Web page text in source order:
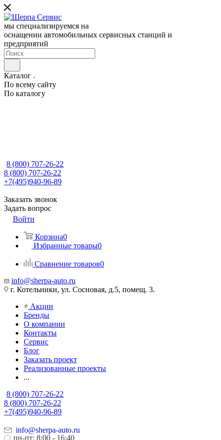
мы специализируемся на
оснащении автомобильных сервисных станций и
предприятий
Каталог
По всему сайту
По каталогу
8 (800) 707-26-22
8 (800) 707-26-22
+7(495)940-96-89
Заказать звонок
Задать вопрос
Войти
Корзина0
Избранные товары0
Сравнение товаров0
info@sherpa-auto.ru
г. Котельники, ул. Сосновая, д.5, помещ. 3.
Акции
Бренды
О компании
Контакты
Сервис
Блог
Заказать проект
Реализованные проекты
...
8 (800) 707-26-22
8 (800) 707-26-22
+7(495)940-96-89
info@sherpa-auto.ru
пн-пт: 8:00 - 16:40